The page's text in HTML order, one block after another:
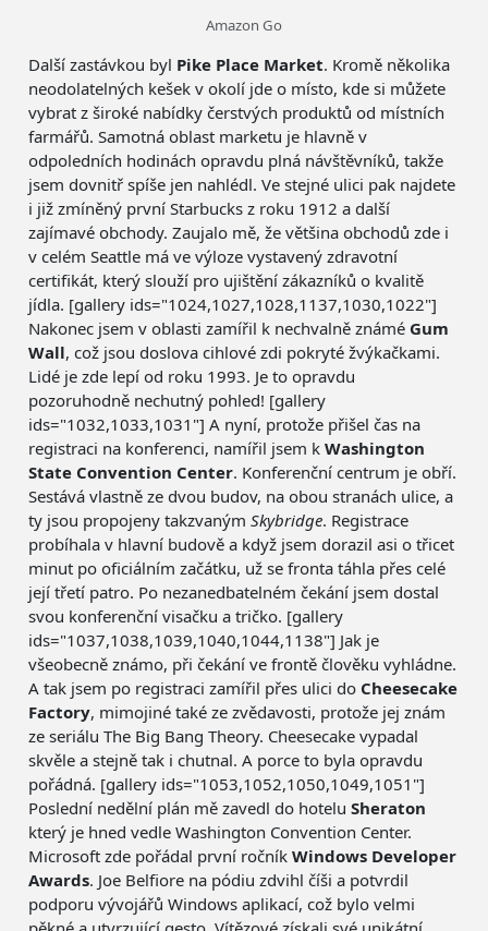
Amazon Go
Další zastávkou byl Pike Place Market. Kromě několika
neodolatelných kešek v okolí jde o místo, kde si můžete
vybrat z široké nabídky čerstvých produktů od místních
farmářů. Samotná oblast marketu je hlavně v
odpoledních hodinách opravdu plná návštěvníků, takže
jsem dovnitř spíše jen nahlédl. Ve stejné ulici pak najdete
i již zmíněný první Starbucks z roku 1912 a další
zajímavé obchody. Zaujalo mě, že většina obchodů zde i
v celém Seattle má ve výloze vystavený zdravotní
certifikát, který slouží pro ujištění zákazníků o kvalitě
jídla. [gallery ids="1024,1027,1028,1137,1030,1022"]
Nakonec jsem v oblasti zamířil k nechvalně známé Gum
Wall, což jsou doslova cihlové zdi pokryté žvýkačkami.
Lidé je zde lepí od roku 1993. Je to opravdu
pozoruhodně nechutný pohled! [gallery
ids="1032,1033,1031"] A nyní, protože přišel čas na
registraci na konferenci, namířil jsem kWashington
State Convention Center. Konferenční centrum je obří.
Sestává vlastně ze dvou budov, na obou stranách ulice, a
ty jsou propojeny takzvanýmSkybridge. Registrace
probíhala v hlavní budově a když jsem dorazil asi o třicet
minut po oficiálním začátku, už se fronta táhla přes celé
její třetí patro. Po nezanedbatelném čekání jsem dostal
svou konferenční visačku a tričko. [gallery
ids="1037,1038,1039,1040,1044,1138"] Jak je
všeobecně známo, při čekání ve frontě člověku vyhládne.
A tak jsem po registraci zamířil přes ulici do Cheesecake
Factory, mimojiné také ze zvědavosti, protože jej znám
ze seriálu The Big Bang Theory. Cheesecake vypadal
skvěle a stejně tak i chutnal. A porce to byla opravdu
pořádná. [gallery ids="1053,1052,1050,1049,1051"]
Poslední nedělní plán mě zavedl do hoteluSheraton
který je hned vedle Washington Convention Center.
Microsoft zde pořádal první ročníkWindows Developer
Awards. Joe Belfiore na pódiu zdvihl číši a potvrdil
podporu vývojářů Windows aplikací, což bylo velmi